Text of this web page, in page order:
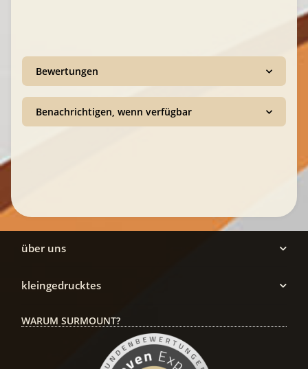
Bewertungen
Benachrichtigen, wenn verfügbar
über uns
kleingedrucktes
WARUM SURMOUNT?